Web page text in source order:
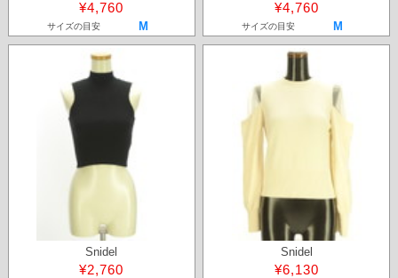
¥4,760
サイズの目安 M
¥4,760
サイズの目安 M
Snidel
¥2,760
Snidel
¥6,130